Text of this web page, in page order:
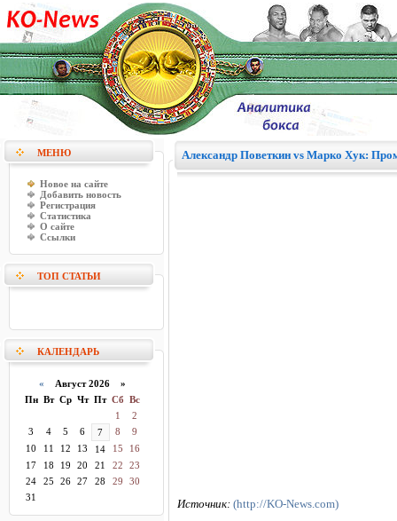
МЕНЮ
Новое на сайте
Добавить новость
Регистрация
Статистика
О сайте
Ссылки
ТОП СТАТЬИ
КАЛЕНДАРЬ
« Август 2026 »
Пн Вт Ср Чт Пт Сб Вс
1
2
3
4 5 6 7 8
9
10
11 12 13 14 15
16
17
18 19 20 21 22
23
24
25 26 27 28 29
30
31
Александр Поветкин vs Марко Хук:
Источник: (http://KO-News.com)